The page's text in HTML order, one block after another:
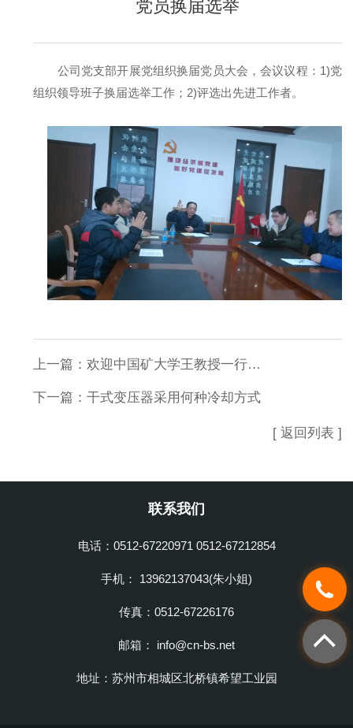
党员换届选举
公司党支部开展党组织换届党员大会，会议议程：1)党
组织领导班子换届选举工作；2)评选出先进工作者。
上一篇： 欢迎中国矿大学王教授一行莅临我单位指导及做试验
下一篇： 干式变压器采用何种冷却方式
[ 返回列表 ]
联系我们
电话：0512-67220971 0512-67212854
手机： 13962137043(朱小姐)
传真：0512-67226176
邮箱： info@cn-bs.net
地址：苏州市相城区北桥镇希望工业园